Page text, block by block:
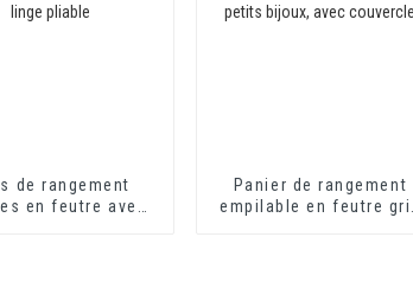
de rangement
en feutre avec
Panier de rangement
empilable en feutre gris